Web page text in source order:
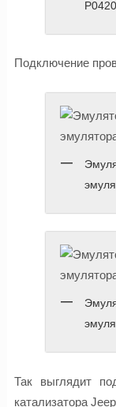
Подключение
Так выглядит
катализатора